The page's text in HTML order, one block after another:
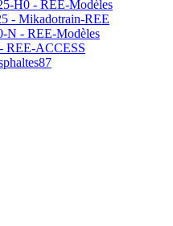
H0 - REE-Modèles
- Mikadotrain-REE
N - REE-Modèles
REE-ACCESS